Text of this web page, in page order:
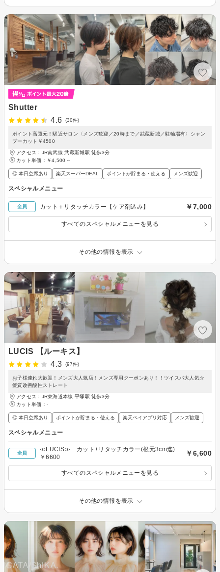
Shutter
4.6
(30件)
ポイント高還元！駅近サロン〈メンズ歓迎／20時まで／武蔵新城／駐輪場有〉シャン
プーカット￥4500
アクセス：JR南武線 武蔵新城駅 徒歩3分
カット単価： ￥4,500～
◎ 本日空席あり 楽天スーパーDEAL ポイントが貯まる・使える メンズ歓迎
スペシャルメニュー
全員 カット＋リタッチカラー【ケア剤込み】 ￥7,000
すべてのスペシャルメニューを見る
その他の情報を表示
LUCIS 【ルーキス】
4.3
(97件)
お子様連れ大歓迎！メンズ大人気店！メンズ専用クーポンあり！！ツイスパ大人気☆
髪質改善酸性ストレート
アクセス：JR東海道本線 平塚駅 徒歩3分
カット単価： -
◎ 本日空席あり ポイントが貯まる・使える 楽天ペイアプリ対応 メンズ歓迎
スペシャルメニュー
全員
≪LUCIS≫ カット+リタッチカラー(根元3cm迄)
￥6600
￥6,600
すべてのスペシャルメニューを見る
その他の情報を表示